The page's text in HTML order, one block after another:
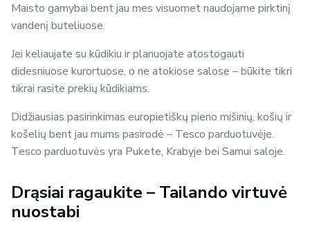
Maisto gamybai bent jau mes visuomet naudojame pirktinį
vandenį buteliuose.
Jei keliaujate su kūdikiu ir planuojate atostogauti
didesniuose kurortuose, o ne atokiose salose – būkite tikri
tikrai rasite prekių kūdikiams.
Didžiausias pasirinkimas europietiškų pieno mišinių, košių ir
košelių bent jau mums pasirodė – Tesco parduotuvėje.
Tesco parduotuvės yra Pukete, Krabyje bei Samui saloje.
Drąsiai ragaukite – Tailando virtuvė
nuostabi